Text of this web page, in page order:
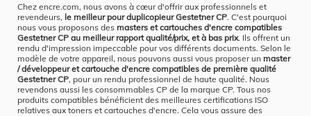
Chez encre.com, nous avons à cœur d'offrir aux professionnels et
revendeurs, le meilleur pour duplicopieur Gestetner CP. C'est pourquoi
nous vous proposons des masters et cartouches d'encre compatibles
Gestetner CP au meilleur rapport qualité/prix, et à bas prix. Ils offrent un
rendu d'impression impeccable pour vos différents documents. Selon le
modèle de votre appareil, nous pouvons aussi vous proposer un master
/ développeur et cartouche d'encre compatibles de première qualité
Gestetner CP, pour un rendu professionnel de haute qualité. Nous
revendons aussi les consommables CP de la marque CP. Tous nos
produits compatibles bénéficient des meilleures certifications ISO
relatives aux toners et cartouches d'encre. Cela vous assure des